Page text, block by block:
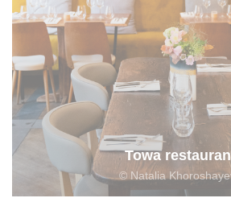
Towa
© Natalia